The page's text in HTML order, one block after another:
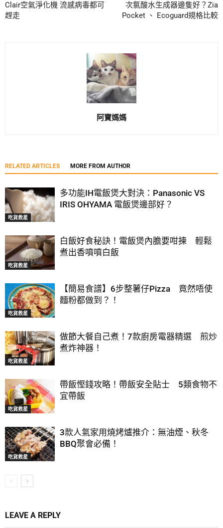
Clair空氣淨化機 流感病毒都可
趕走
次氯酸水生成器邊隻好？Zia
Pocket 、 Ecoguard規格比較
阿寶媽媽
RELATED ARTICLES MORE FROM AUTHOR
吃貨救星
多功能IH電飯煲大對決：Panasonic VS
IRIS OHYAMA 電飯煲邊部好？
吃貨救星
白飯好食秘訣！電飯煲內膽要咁揀 輕鬆
煮出香噴噴白飯
吃貨救星
【簡易食譜】6步整薯仔Pizza 竟然唔使
麵粉都做到？！
吃貨救星
做節大餐自己煮！7款廚房電器精選 煎炒
煮炸神器！
吃貨救星
帶飯慳錢攻略！帶飯安全貼士 5類食物不
宜帶飯
吃貨救星
3款人氣家用燒烤爐推介：無油煙、秋冬
BBQ聚會必備！
LEAVE A REPLY